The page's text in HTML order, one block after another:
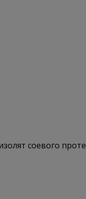
соевого